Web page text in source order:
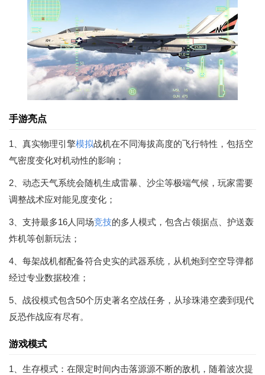
手游亮点
1、真实物理引擎模拟战机在不同海拔高度的飞行特性，包括空
气密度变化对机动性的影响；
2、动态天气系统会随机生成雷暴、沙尘等极端气候，玩家需要
调整战术应对能见度变化；
3、支持最多16人同场竞技的多人模式，包含占领据点、护送轰
炸机等创新玩法；
4、每架战机都配备符合史实的武器系统，从机炮到空空导弹都
经过专业数据校准；
5、战役模式包含50个历史著名空战任务，从珍珠港空袭到现代
反恐作战应有尽有。
游戏模式
1、生存模式：在限定时间内击落源源不断的敌机，随着波次提